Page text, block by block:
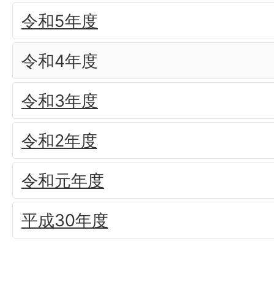
令和5年度
令和4年度
令和3年度
令和2年度
令和元年度
平成30年度